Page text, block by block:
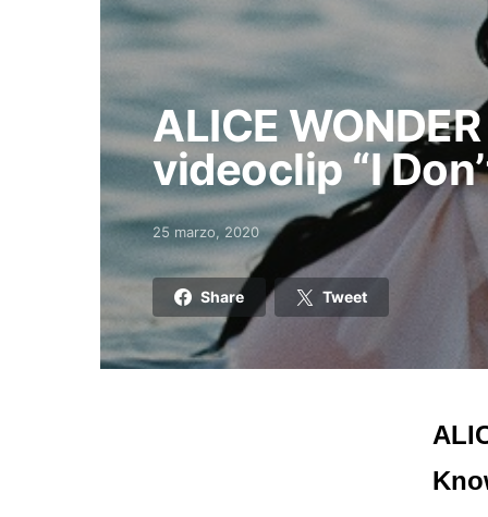
ALICE
videoclip “I
Posted on
25 marzo, 2020
Share Tweet